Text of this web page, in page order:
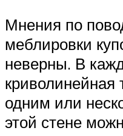
Мнения по
меблировки
неверны. В
криволинейная
одним или
этой стене